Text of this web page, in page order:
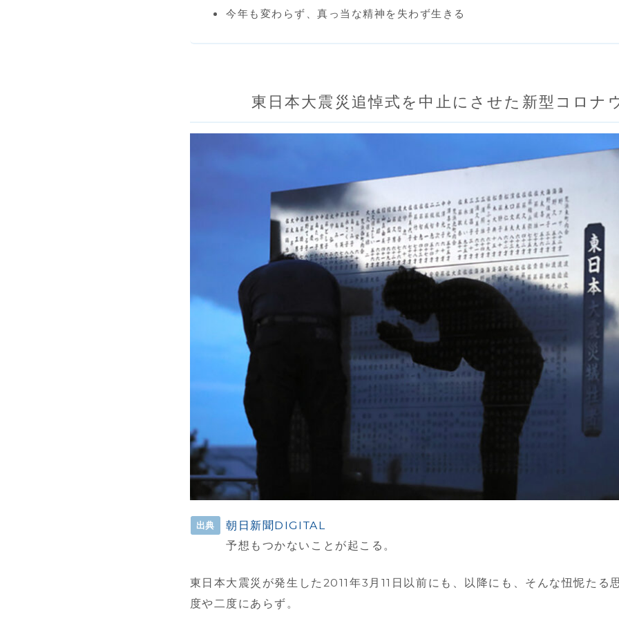
今年も変わらず、真っ当な精神を失わず生きる
東日本大震災追悼式を中止にさせた新型コロナ
出典
朝日新聞DIGITAL
予想もつかないことが起こる。
東日本大震災が発生した2011年3月11日以前にも、以降にも、そんな忸怩たる
度や二度にあらず。